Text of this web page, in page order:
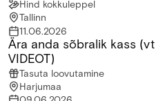
Hind kokkuleppel
Tallinn
11.06.2026
Ära anda sõbralik kass (vt
VIDEOT)
Tasuta loovutamine
Harjumaa